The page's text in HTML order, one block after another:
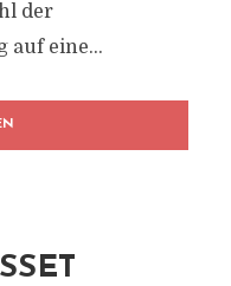
der
auf eine...